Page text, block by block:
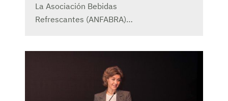
La Asociación Bebidas
Refrescantes (ANFABRA)…